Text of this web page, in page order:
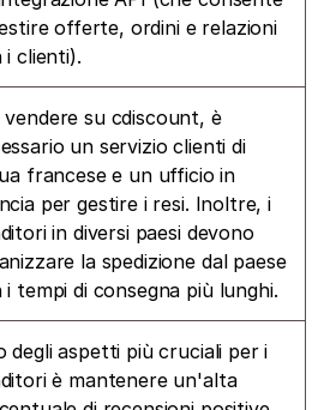
offerte, ordini e relazioni
i clienti).
vendere su cdiscount, è
un servizio clienti di
francese e un ufficio in
per gestire i resi. Inoltre, i
in diversi paesi devono
la spedizione dal paese
i tempi di consegna più lunghi.
degli aspetti più cruciali per i
è mantenere un'alta